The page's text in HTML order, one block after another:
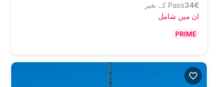
€
34Pass کے بغیر
ان میں شامل
PRIME